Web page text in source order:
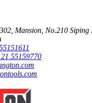
Mansion, No.210 Siping
55159770